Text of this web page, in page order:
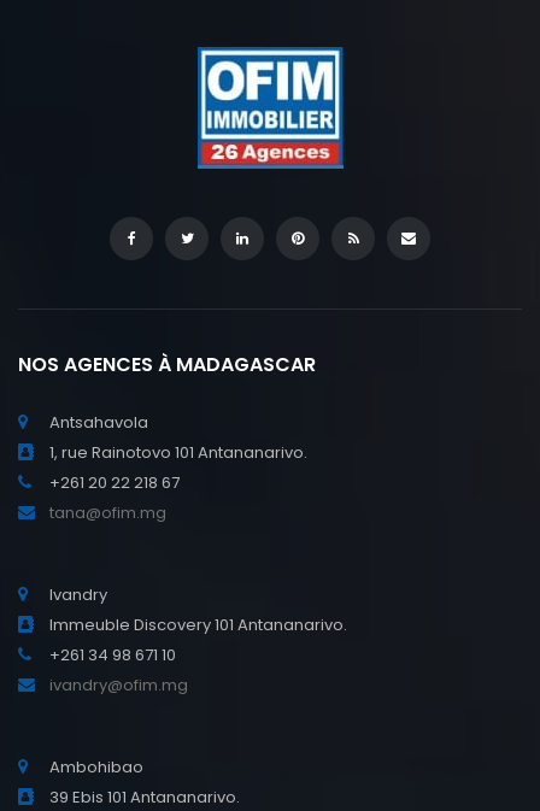
NOS AGENCES À MADAGASCAR
Antsahavola
1, rue Rainotovo 101 Antananarivo.
+261 20 22 218 67
tana@ofim.mg
Ivandry
Immeuble Discovery 101 Antananarivo.
+261 34 98 671 10
ivandry@ofim.mg
Ambohibao
39 Ebis 101 Antananarivo.